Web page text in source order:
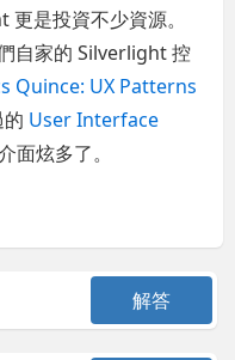
是投資不少資源。
自家的 Silverlight 控
Quince: UX Patterns
User Interface
面炫多了。